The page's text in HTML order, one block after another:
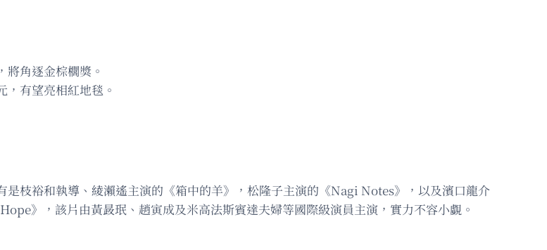
角逐金棕櫚獎。
有望亮相紅地毯。
枝裕和執導、綾瀨遙主演的《箱中的羊》，松隆子主演的《Nagi Notes》，以及濱口龍介
》，該片由黃晸珉、趙寅成及米高法斯賓達夫婦等國際級演員主演，實力不容小覷。